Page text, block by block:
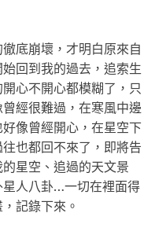
底崩壞，才明白原來自
回到我的過去，追索生
心不開心都模糊了，只
經很難過，在寒風中邊
像曾經開心，在星空下
也都回不來了，即將告
星空、追過的天文景
人八卦…一切在裡面得
記錄下來。